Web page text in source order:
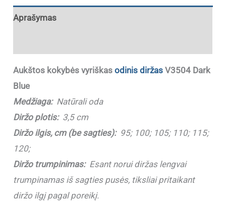
Aprašymas
Aukštos kokybės vyriškasodinis diržas V3504 Dark
Blue
Medžiaga: Natūrali oda
Diržo plotis:3,5 cm
Diržo ilgis, cm (be sagties):95; 100; 105; 110; 115;
120;
Diržo trumpinimas:Esant norui diržas lengvai
trumpinamas iš sagties pusės, tiksliai pritaikant
diržo ilgį pagal poreikį.